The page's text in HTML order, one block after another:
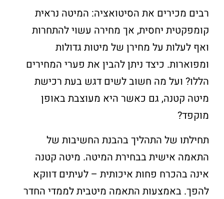
רבים מכירים את הסיטואציה: המיטה נראית
קומפקטית יחסית, אך מחירה עשוי להתחרות
ואף לעלות על מחירן של מיטות גדולות
ומפוארות. כיצד ניתן להבין את פערי המחירים
הללו? ועל מה חשוב לשים דגש בעת רכישת
מיטה קטנה, גם כאשר היא מעוצבת באופן
מוקפד?
תחילתו של התהליך בהבנת החשיבות של
התאמה אישית בבחירת המיטה. מיטה קטנה
אינה בהכרח פחות איכותית – לעיתים דווקא
להפך. באמצעות התאמה מיטבית לממדי החדר